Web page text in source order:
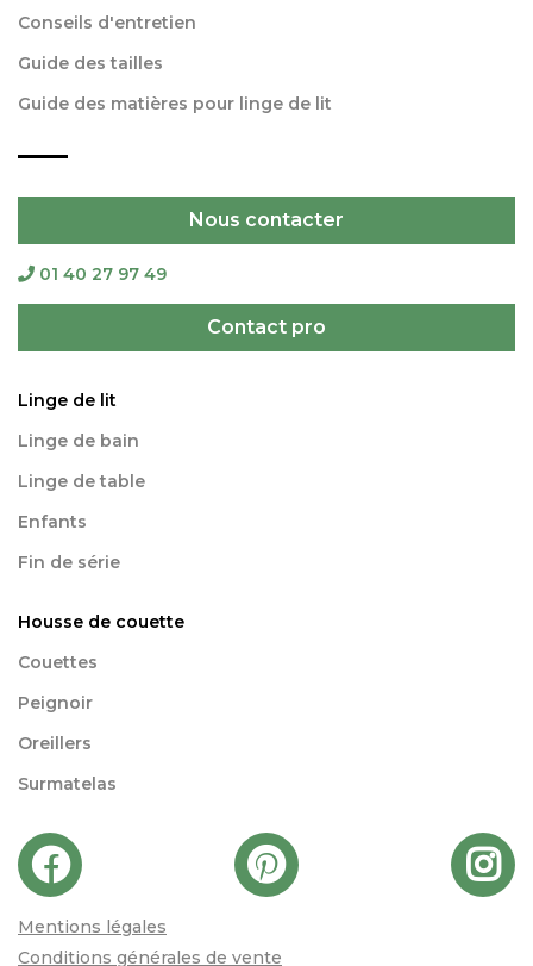
Conseils d'entretien
Guide des tailles
Guide des matières pour linge de lit
Nous contacter
01 40 27 97 49
Contact pro
Linge de lit
Linge de bain
Linge de table
Enfants
Fin de série
Housse de couette
Couettes
Peignoir
Oreillers
Surmatelas
Mentions légales
Conditions générales de vente